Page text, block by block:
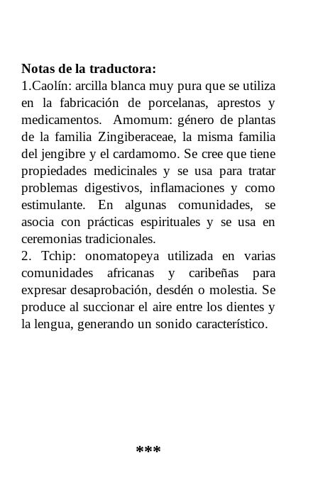
Notas de la traductora:
1.Caolín: arcilla blanca muy pura que se utiliza
en la fabricación de porcelanas, aprestos y
medicamentos. ​​ Amomum: género de plantas
de la familia Zingiberaceae, la misma familia
del jengibre y el cardamomo. Se cree que tiene
propiedades medicinales y se usa para tratar
problemas digestivos, inflamaciones y como
estimulante. En algunas comunidades, se
asocia con prácticas espirituales y se usa en
ceremonias tradicionales.
2.
Tchip:​​ onomatopeya utilizada en varias
comunidades africanas y caribeñas para
expresar desaprobación, desdén o molestia. Se
produce al succionar el aire entre los dientes y
la lengua, generando un sonido característico.
***